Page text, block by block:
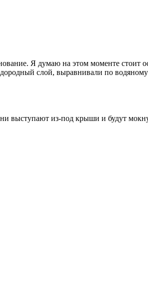
Я думаю на этом моменте стоит
слой, выравнивали по
выступают из-под крыши и будут